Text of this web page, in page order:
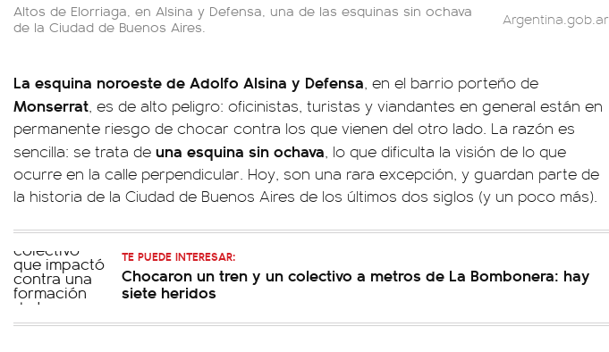
Altos de Elorriaga, en Alsina y Defensa, una de las esquinas sin ochava
de la Ciudad de Buenos Aires.
Argentina.gob.ar
La esquina noroeste de Adolfo Alsina y Defensa, en el barrio porteño de
Monserrat, es de alto peligro: oficinistas, turistas y viandantes en general están en
permanente riesgo de chocar contra los que vienen del otro lado. La razón es
sencilla: se trata de una esquina sin ochava, lo que dificulta la visión de lo que
ocurre en la calle perpendicular. Hoy, son una rara excepción, y guardan parte de
la historia de la Ciudad de Buenos Aires de los últimos dos siglos (y un poco más).
TE PUEDE INTERESAR:
Chocaron un tren y un colectivo a metros de La Bombonera: hay
siete heridos